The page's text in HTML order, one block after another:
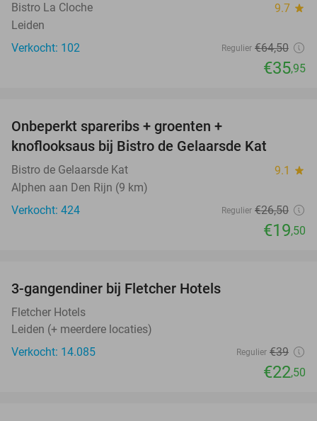
Bistro La Cloche 9.7 star
Leiden
Verkocht: 102
Regulier €64,50
€35,95
Onbeperkt spareribs + groenten +
knoflooksaus bij Bistro de Gelaarsde Kat
Bistro de Gelaarsde Kat 9.1 star
Alphen aan Den Rijn (9 km)
Verkocht: 424
Regulier €26,50
€19,50
3-gangendiner bij Fletcher Hotels
Fletcher Hotels
Leiden (+ meerdere locaties)
Verkocht: 14.085
Regulier €39
€22,50